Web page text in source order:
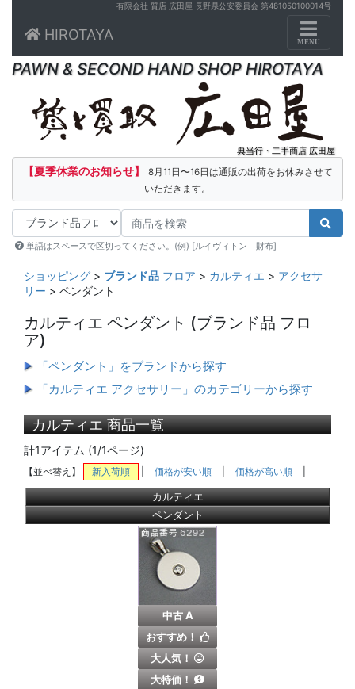
有限会社 質店 広田屋 長野県公安委員会 第481050100014号
HIROTAYA
Toggle
MENU
PAWN & SECOND HAND SHOP HIROTAYA
典当行・二手商店 広田屋
【夏季休業のお知らせ】
8月11日〜16日は通販の出荷をお休みさせて
いただきます。
単語はスペースで区切ってください。(例) [ルイヴィトン 財布]
ショッピング > ブランド品 フロア > カルティエ > アクセサ
リー > ペンダント
カルティエ ペンダント (ブランド品 フロ
ア)
「ペンダント」をブランドから探す
「カルティエ アクセサリー」のカテゴリーから探す
カルティエ 商品一覧
計1アイテム (1/1ページ)
【並べ替え】 新入荷順 価格が安い順 価格が高い順
カルティエ
ペンダント
中古 A
おすすめ！
大人気！
大特価！